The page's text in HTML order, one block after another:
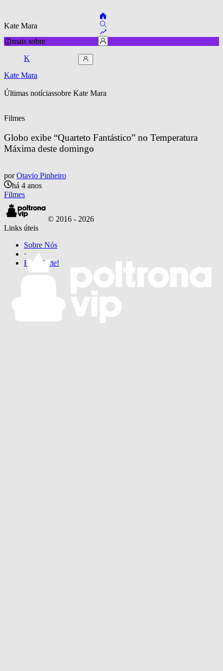
Kate Mara
mais sobre
K
Kate Mara
Últimas notíciassobre Kate Mara
Filmes
Globo exibe “Quarteto Fantástico” no Temperatura
Máxima deste domingo
por Otavio Pinheiro
há 4 anos
Filmes
© 2016 - 2026
Links úteis
Sobre Nós
·
Faça Parte!